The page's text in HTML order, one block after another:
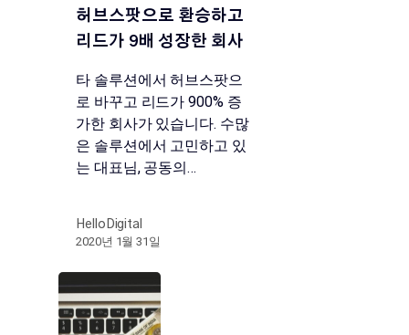
허브스팟으로 환승하고
리드가 9배 성장한 회사
타 솔루션에서 허브스팟으
로 바꾸고 리드가 900% 증
가한 회사가 있습니다. 수많
은 솔루션에서 고민하고 있
는 대표님, 공동의…
HelloDigital
2020년 1월 31일